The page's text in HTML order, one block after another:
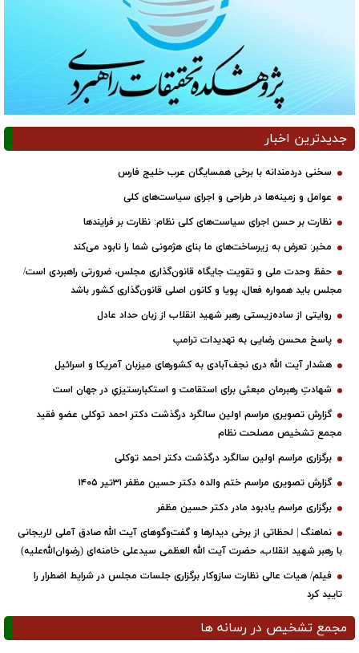
جدیدترین اخبار
سخنی دردمندانه با برخی همسایگان عرب خلیج فارس
عوامل و زمینه‌ها در طراحی و اجرای سیاست‌های کلی
نظارت بر حسن اجرای سیاست‌های کلی نظام: نظارت بر فرایندها
مخبر: تعرض به زیرساخت‌های ما بنای هژمونی شما را نابود می‌کند
حفظ وحدت ملی و تقویت جایگاه قانون‌گذاری مجلس، ضرورتی راهبردی است/
مجلس باید همواره فعال، پویا و کانون اصلی قانون‌گذاری کشور باشد
روایتی از ساده‌زیستی رهبر شهید انقلاب از زبان حداد عادل
پاسخ محسن رضایی به تهدیدات ترامپ
هشدار آیت الله دری نجف‌آبادی به کشورهای میزبان آمریکا و اسرائیل
شهادتِ رهبرمان مبعثی برای استقامت و استکبارستیزیِ در جهان است
گزارش تصویری مراسم اولین سالگرد درگذشت دکتر احمد توکلی عضو فقید
مجمع تشخیص مصلحت نظام
برگزاری مراسم اولین سالگرد درگذشت دکتر احمد توکلی
گزارش تصویری مراسم ختم والده دکتر حسین مظفر ۳۱تیر ۱۴۰۵
برگزاری مراسم یادبود مادر دکتر حسین مظفر
نماهنگ | لحظاتی از برخی دیدارها و گفت‌وگوهای آیت ‌الله صادق آملی لاریجانی
با رهبر شهید انقلاب، حضرت آیت‌ الله العظمی سیدعلی خامنه‌ای (رضوان‌الله‌علیه)
فیلم/ هیات عالی نظارت سازوکار برگزاری جلسات مجلس در شرایط اضطرار را
تایید کرد
مجمع تشخیص در رسانه ها